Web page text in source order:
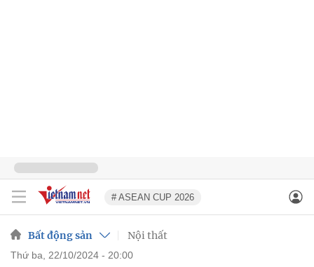
# ASEAN CUP 2026
Bất động sản Nội thất
thứ ba, 22/10/2024 - 20:00